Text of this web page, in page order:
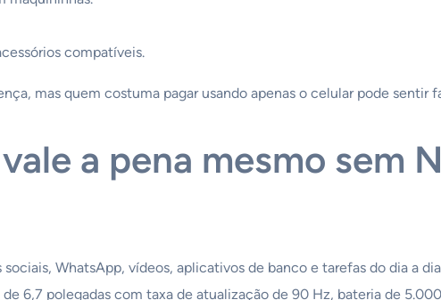
compatíveis.
mas quem costuma pagar usando apenas o celular pode sentir
a pena mesmo sem
WhatsApp, vídeos, aplicativos de banco e tarefas do dia a
6,7 polegadas com taxa de atualização de 90 Hz, bateria de